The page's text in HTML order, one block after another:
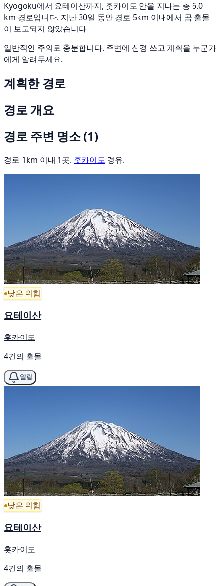
Kyogoku에서 요테이산까지, 홋카이도 안을 지나는 총 6.0
km 경로입니다. 지난 30일 동안 경로 5km 이내에서 곰 출몰
이 보고되지 않았습니다.
일반적인 주의로 충분합니다. 주변에 신경 쓰고 계획을 누군가
에게 알려두세요.
계획한 경로
경로 개요
경로 주변 명소 (1)
경로 1km 이내 1곳. 홋카이도 경유.
낮은 위험
요테이산
홋카이도
4건의 출몰
알림
낮은 위험
요테이산
홋카이도
4건의 출몰